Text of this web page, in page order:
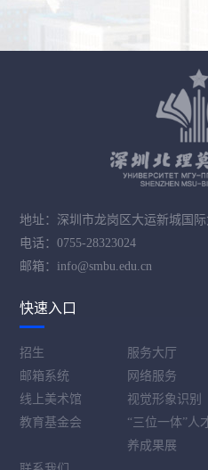
地址：深圳市龙岗区大运新城国
电话：0755-28323024
邮箱：info@smbu.edu.cn
快速入口
招生
服务大厅
邮箱系统
网络服务
线上美术馆
视觉形象识别
教育基金会
“三位一体”人
养成果展